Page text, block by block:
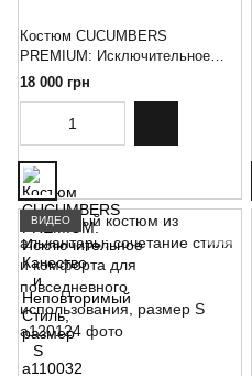
Костюм CUCUMBERS
PREMIUM: Исключительное
Качество и Неповторимый
Стиль, размер S
18 000 грн
ВИДЕО